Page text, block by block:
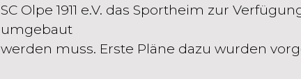
SC Olpe 1911 e.V. das Sportheim zur
umgebaut
werden muss. Erste Pläne dazu wurden